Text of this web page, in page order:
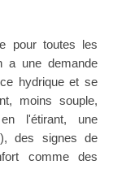
pour toutes les
a une demande
hydrique et se
moins souple,
l'étirant, une
des signes de
comme des